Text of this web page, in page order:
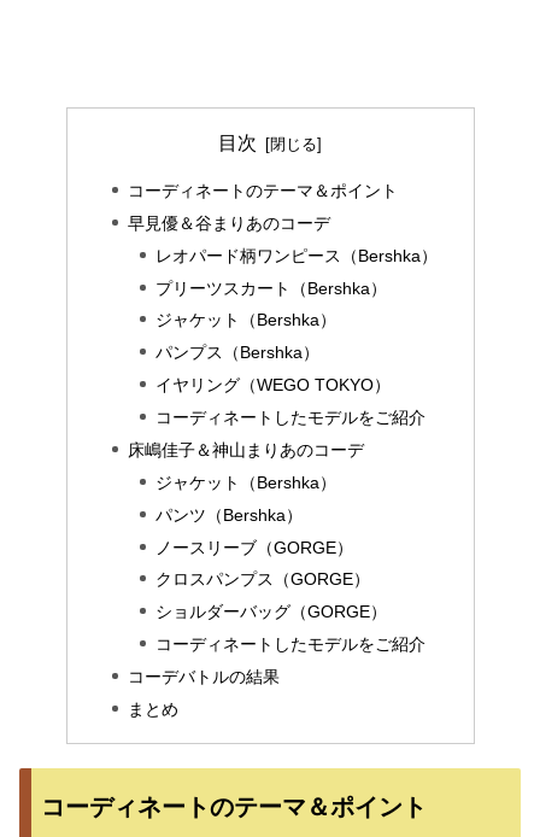
目次
コーディネートのテーマ＆ポイント
早見優＆谷まりあのコーデ
レオパード柄ワンピース（Bershka）
プリーツスカート（Bershka）
ジャケット（Bershka）
パンプス（Bershka）
イヤリング（WEGO TOKYO）
コーディネートしたモデルをご紹介
床嶋佳子＆神山まりあのコーデ
ジャケット（Bershka）
パンツ（Bershka）
ノースリーブ（GORGE）
クロスパンプス（GORGE）
ショルダーバッグ（GORGE）
コーディネートしたモデルをご紹介
コーデバトルの結果
まとめ
コーディネートのテーマ＆ポイント